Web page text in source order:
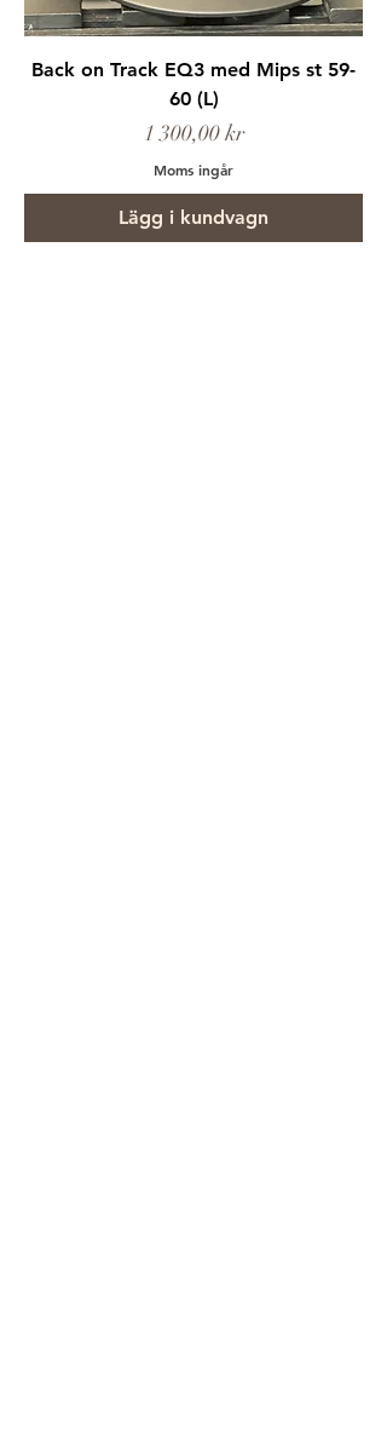
Back on Track EQ3 med Mips st 59-
60 (L)
Pris
1 300,00 kr
Moms ingår
Lägg i kundvagn